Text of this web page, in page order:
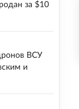
за $10
ВСУ
и